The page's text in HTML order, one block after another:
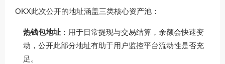
OKX此次公开的地址涵盖三类核心资产池：
热钱包地址 ：用于日常提现与交易结算，余额会快速变
动，公开此部分地址有助于用户监控平台流动性是否充
足。